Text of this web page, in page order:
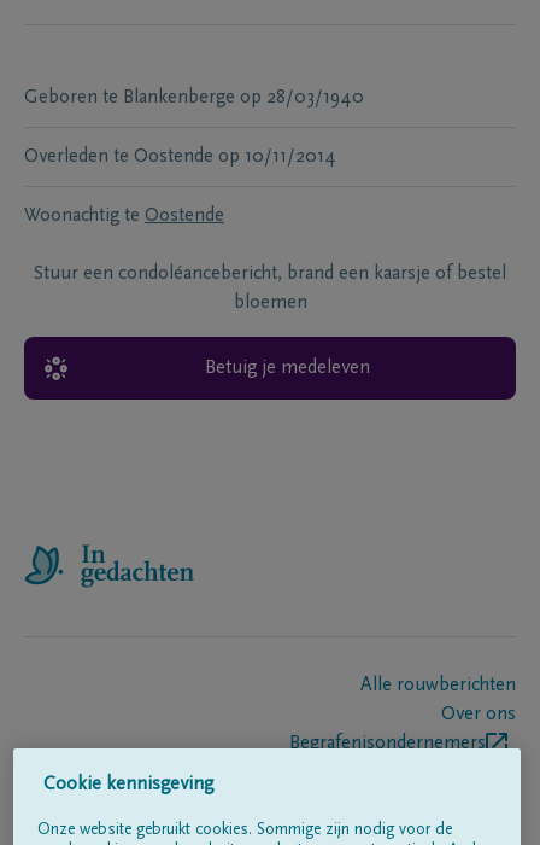
Geboren te Blankenberge op 28/03/1940
Overleden te Oostende op 10/11/2014
Woonachtig te Oostende
Stuur een condoléancebericht, brand een kaarsje of bestel
bloemen
Betuig je medeleven
Alle rouwberichten
Over ons
Begrafenisondernemers
Cookie kennisgeving
Onze website gebruikt cookies. Sommige zijn nodig voor de